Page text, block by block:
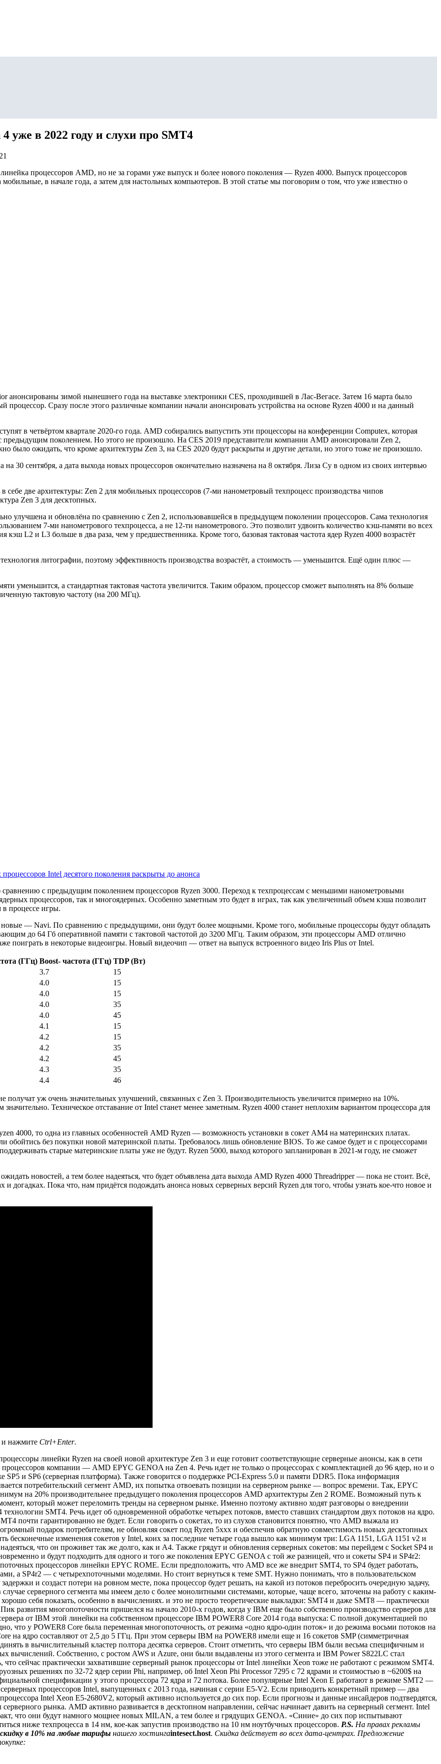
уже в 2022 году и слухи про SMT4
процессоров AMD, но не за горами уже выпуск и более нового поколения — Ryzen 4000. Выпуск процессоров
в начале года, а затем для настольных компьютеров. В этой статье мы поговорим о том, что уже известно о
зимой нынешнего года на выставке электроники CES, проходившей в Лас-Вегасе. Затем 16 марта было
Сразу после этого различные компании начали анонсировать устройства на основе Ryzen 4000 и на данный
в четвёртом квартале 2020-го года. AMD собирались выпустить эти процессоры на конференции Computex, которая
поколением. Но этого не произошло. На CES 2019 представители компании AMD анонсировали Zen 2,
было ожидать, что кроме архитектуры Zen 3, на CES 2020 будут раскрыты и другие детали, но этого тоже не произошло.
30 сентября, а дата выхода новых процессоров окончательно назначена на 8 октября. Лиза Су в одном из своих интервью
себе две архитектуры: Zen 2 для мобильных процессоров (7-ми нанометровый техпроцесс производства чипов
Zen 3 для десктопных.
улучшена и обновлёна по сравнению с Zen 2, использовавшейся в предыдущем поколении процессоров. Сама технология
7-ми нанометрового техпроцесса, а не 12-ти нанометрового. Это позволит удвоить количество кэш-памяти во всех
L2 и L3 больше в два раза, чем у предшественника. Кроме того, базовая тактовая частота ядер Ryzen 4000 возрастёт
литографии, поэтому эффективность производства возрастёт, а стоимость — уменьшится. Ещё один плюс —
уменьшится, а стандартная тактовая частота увеличится. Таким образом, процессор сможет выполнять на 8% больше
тактовую частоту (на 200 МГц).
Intel десятого поколения раскрыты до анонса
с предыдущим поколением процессоров Ryzen 3000. Переход к техпроцессам с меньшими нанометровыми
процессоров, так и многоядерных. Особенно заметным это будет в играх, так как увеличенный объем кэша позволит
в процессе игры.
новые — Navi. По сравнению с предыдущими, они будут более мощными. Кроме того, мобильные процессоры будут обладать
до 64 Гб оперативной памяти с тактовой частотой до 3200 МГц. Таким образом, эти процессоры AMD отлично
поиграть в некоторые видеоигры. Новый видеочип — ответ на выпуск встроенного видео Iris Plus от Intel.
(ГГц) Boost- частота (ГГц) TDP (Вт)
3.7
15
4.0
15
4.0
15
4.0
35
4.0
45
4.1
15
4.2
15
4.2
35
4.2
45
4.3
35
4.4 46
уж очень значительных улучшений, связанных с Zen 3. Производительность увеличится примерно на 10%.
Техническое отставание от Intel станет менее заметным. Ryzen 4000 станет неплохим вариантом процессора для
4000, то одна из главных особенностей AMD Ryzen — возможность установки в сокет AM4 на материнских платах.
обойтись без покупки новой материнской платы. Требовалось лишь обновление BIOS. То же самое будет и с процессорами
старые материнские платы уже не будут. Ryzen 5000, выход которого запланирован в 2021-м году, не сможет
новостей, а тем более надеяться, что будет объявлена дата выхода AMD Ryzen 4000 Threadripper — пока не стоит. Всё,
догадках. Пока что, нам придётся подождать анонса новых серверных версий Ryzen для того, чтобы узнать кое-что новое и
и нажмите Ctrl+Enter.
линейки Ryzen на своей новой архитектуре Zen 3 и еще готовит соответствующие серверные анонсы, как в сети
компании — AMD EPYC GENOA на Zen 4. Речь идет не только о процессорах с комплектацией до 96 ядер, но и о
SP5 и SP6 (серверная платформа). Также говорится о поддержке PCI-Express 5.0 и памяти DDR5. Пока информация
потребительский сегмент AMD, их попытка отвоевать позиции на серверном рынке — вопрос времени. Так, EPYC
на 20% производительнее предыдущего поколения процессоров AMD архитектуры Zen 2 ROME. Возможный путь к
который может переломить тренды на серверном рынке. Именно поэтому активно ходят разговоры о внедрении
SMT4. Речь идет об одновременной обработке четырех потоков, вместо ставших стандартом двух потоков на ядро.
почти гарантированно не будет. Если говорить о сокетах, то из слухов становится понятно, что AMD выжала из
подарок потребителям, не обновляя сокет под Ryzen 5xxx и обеспечив обратную совместимость новых десктопных
бесконечные изменения сокетов у Intel, коих за последние четыре года вышло как минимум три: LGA 1151, LGA 1151 v2 и
что он проживет так же долго, как и A4. Также грядут и обновления серверных сокетов: мы перейдем с Socket SP4 и
и будут подходить для одного и того же поколения EPYC GENOA с той же разницей, что и сокеты SP4 и SP4r2:
процессоров линейки EPYC ROME. Если предположить, что AMD все же внедрит SMT4, то SP4 будет работать,
а SP4r2 — с четырехпоточными моделями. Но стоит вернуться к теме SMT. Нужно понимать, что в пользовательском
и создаст потери на ровном месте, пока процессор будет решать, на какой из потоков перебросить очередную задачу,
серверного сегмента мы имеем дело с более монолитными системами, которые, чаще всего, заточены на работу с каким-
себя показать, особенно в вычислениях. и это не просто теоретические выкладки: SMT4 и даже SMT8 — практически
развития многопоточности пришелся на начало 2010-х годов, когда у IBM еще было собственно производство серверов для
от IBM этой линейки на собственном процессоре IBM POWER8 Core 2014 года выпуска: С полной документацией по
что у POWER8 Core была переменная многопоточность, от режима «одно ядро-один поток» и до режима восьми потоков на
на ядро составляют от 2,5 до 5 ГГц. При этом серверы IBM на POWER8 имели еще и 16 сокетов SMP (симметричная
в вычислительный кластер полтора десятка серверов. Стоит отметить, что серверы IBM были весьма специфичным и
вычислений. Собственно, с ростом AWS и Azure, они были выдавлены из этого сегмента и IBM Power S822LC стал
сейчас практически захватившие серверный рынок процессоры от Intel линейки Xeon тоже не работают с режимом SMT4.
решениях по 32-72 ядер серии Phi, например, об Intel Xeon Phi Processor 7295 с 72 ядрами и стоимостью в ~6200$ на
спецификации у этого процессора 72 ядра и 72 потока. Более популярные Intel Xeon E работают в режиме SMT2 —
серверных процессоров Intel, выпущенных с 2013 года, начиная с серии E5-V2. Если приводить конкретный пример — два
Intel Xeon E5-2680V2, который активно используется до сих пор. Если прогнозы и данные инсайдеров подтвердятся,
рынка. AMD активно развивается в десктопном направлении, сейчас начинает давить на серверный сегмент. Intel
что они будут намного мощнее новых MILAN, а тем более и грядущих GENOA. «Синие» до сих пор испытывают
ниже техпроцесса в 14 нм, кое-как запустив производство на 10 нм ноутбучных процессоров. P.S. На правах рекламы
в 10% на любые тарифы нашего хостингаintesect.host. Скидка действует во всех дата-центрах. Предложение